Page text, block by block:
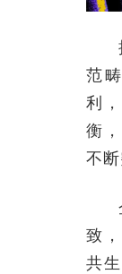
范
利
衡
不
致
共